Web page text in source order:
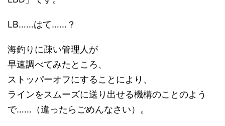
LB……はて……？
海釣りに疎い管理人が
早速調べてみたところ、
ストッパーオフにすることにより、
ラインをスムーズに送り出せる機構のことのよう
で……（違ったらごめんなさい）。